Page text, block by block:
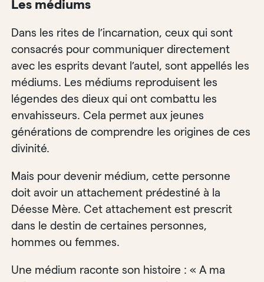
Les médiums
Dans les rites de l’incarnation, ceux qui sont
consacrés pour communiquer directement
avec les esprits devant l’autel, sont appellés les
médiums. Les médiums reproduisent les
légendes des dieux qui ont combattu les
envahisseurs. Cela permet aux jeunes
générations de comprendre les origines de ces
divinité.
Mais pour devenir médium, cette personne
doit avoir un attachement prédestiné à la
Déesse Mère. Cet attachement est prescrit
dans le destin de certaines personnes,
hommes ou femmes.
Une médium raconte son histoire : « A ma